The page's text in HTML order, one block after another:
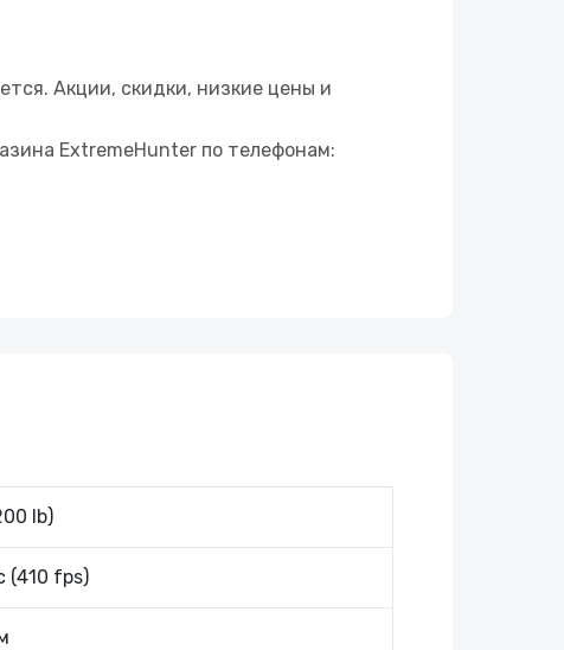
Акции, скидки, низкие цены и
ExtremeHunter по телефонам:
lb)
(410 fps)